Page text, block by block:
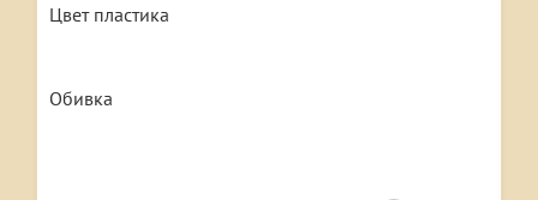
Цвет пластика
Обивка